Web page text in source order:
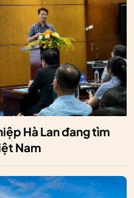
Hà Lan đang tìm
Nam